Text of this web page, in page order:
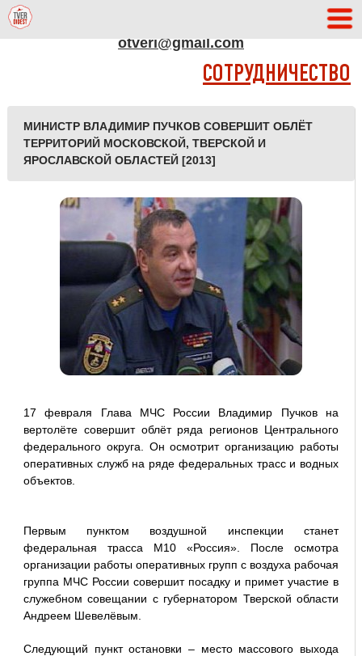
otveri@gmail.com
СОТРУДНИЧЕСТВО
МИНИСТР ВЛАДИМИР ПУЧКОВ СОВЕРШИТ ОБЛЁТ
ТЕРРИТОРИЙ МОСКОВСКОЙ, ТВЕРСКОЙ И
ЯРОСЛАВСКОЙ ОБЛАСТЕЙ [2013]
17 февраля Глава МЧС России Владимир Пучков на
вертолёте совершит облёт ряда регионов Центрального
федерального округа. Он осмотрит организацию работы
оперативных служб на ряде федеральных трасс и водных
объектов.
Первым пунктом воздушной инспекции станет
федеральная трасса М10 «Россия». После осмотра
организации работы оперативных групп с воздуха рабочая
группа МЧС России совершит посадку и примет участие в
служебном совещании с губернатором Тверской области
Андреем Шевелёвым.
Следующий пункт остановки – место массового выхода